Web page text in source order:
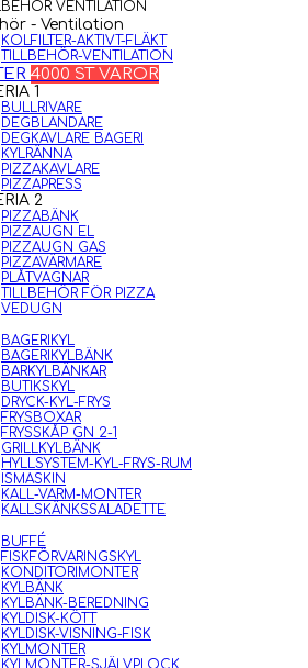
- Ventilation
KOLFILTER-AKTIVT-FLÄKT
TILLBEHÖR-VENTILATION
4000 ST VAROR
1
BULLRIVARE
DEGBLANDARE
DEGKAVLARE BAGERI
KYLRÄNNA
PIZZAKAVLARE
PIZZAPRESS
2
PIZZABÄNK
PIZZAUGN EL
PIZZAUGN GAS
PIZZAVÄRMARE
PLÅTVAGNAR
TILLBEHÖR FÖR PIZZA
VEDUGN
BAGERIKYL
BAGERIKYLBÄNK
BARKYLBÄNKAR
BUTIKSKYL
DRYCK-KYL-FRYS
FRYSBOXAR
FRYSSKÅP GN 2-1
GRILLKYLBÄNK
HYLLSYSTEM-KYL-FRYS-RUM
ISMASKIN
KALL-VARM-MONTER
KALLSKÄNKSSALADETTE
BUFFÉ
FISKFÖRVARINGSKYL
KONDITORIMONTER
KYLBÄNK
KYLBÄNK-BEREDNING
KYLDISK-KÖTT
KYLDISK-VISNING-FISK
KYLMONTER
KYLMONTER-SJÄLVPLOCK